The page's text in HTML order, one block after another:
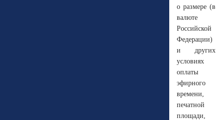
о размере (в
валюте
Российской
Федерации)
и других
условиях
оплаты
эфирного
времени,
печатной
площади,